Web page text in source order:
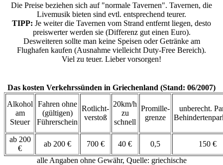
Die Preise beziehen sich auf "normale Tavernen". Tavernen, die
Livemusik bieten sind evtl. entsprechend teurer.
TIPP: Je weiter die Tavernen vom Strand entfernt liegen, desto
preiswerter werden sie (Differenz gut einen Euro).
Desweiteren sollte man keine Speisen oder Getränke am
Flughafen kaufen (Ausnahme vielleicht Duty-Free Bereich).
Viel zu teuer. Lieber vorsorgen!
Das kosten Verkehrssünden in Griechenland (Stand: 06/2007)
Alkohol
am
Steuer
Fahren ohne
(gültigen)
Führerschein
Rotlicht-
verstoß
20km/h
zu
schnell
Promille-
grenze
unberecht.
ab 200
€
ab 200 € 700 € 40 € 0,5
150 €
alle Angaben ohne Gewähr, Quelle: griechische